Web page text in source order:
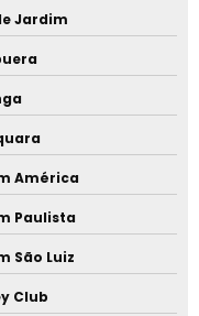
Jardim
América
Paulista
São Luiz
Club